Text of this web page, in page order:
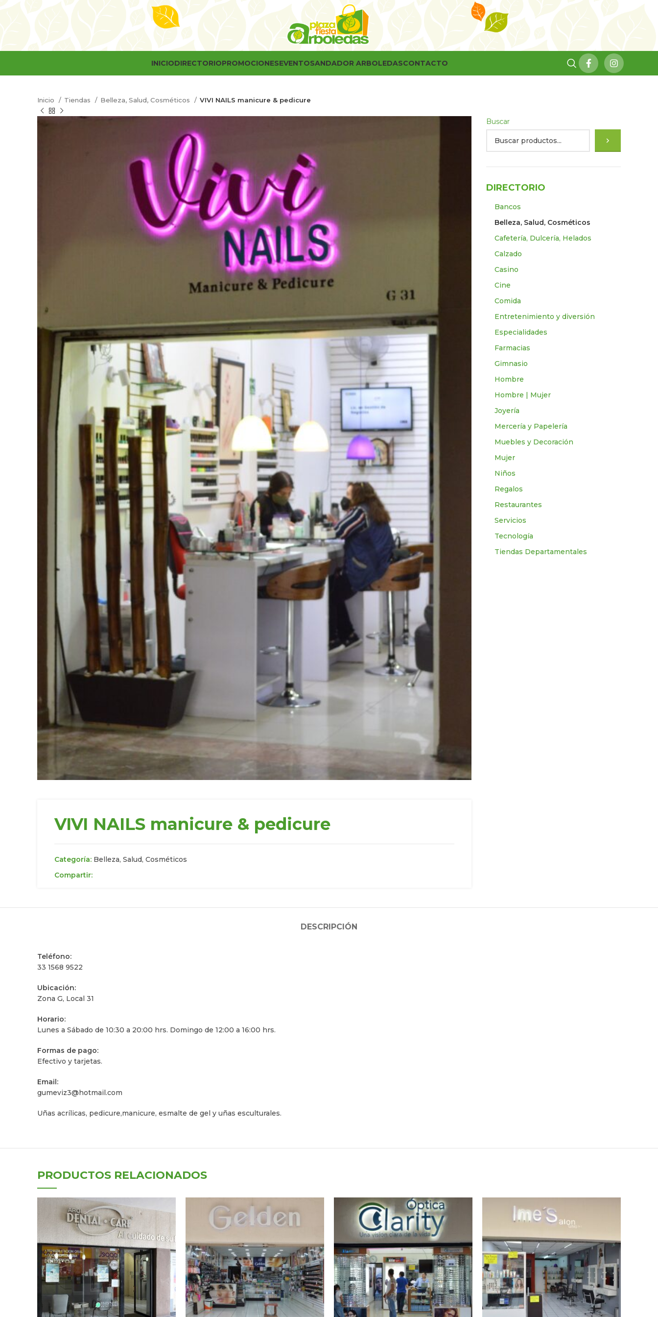
INICIODIRECTORIOPROMOCIONESEVENTOSANDADOR ARBOLEDASCONTACTO
Inicio Tiendas Belleza, Salud, Cosméticos VIVI NAILS manicure & pedicure
VIVI NAILS manicure & pedicure
Categoría: Belleza, Salud, Cosméticos
Compartir:
Buscar
DIRECTORIO
Bancos
Belleza, Salud, Cosméticos
Cafetería, Dulcería, Helados
Calzado
Casino
Cine
Comida
Entretenimiento y diversión
Especialidades
Farmacias
Gimnasio
Hombre
Hombre | Mujer
Joyería
Mercería y Papelería
Muebles y Decoración
Mujer
Niños
Regalos
Restaurantes
Servicios
Tecnologí­a
Tiendas Departamentales
DESCRIPCIÓN
Teléfono:
33 1568 9522
Ubicación:
Zona G, Local 31
Horario:
Lunes a Sábado de 10:30 a 20:00 hrs. Domingo de 12:00 a 16:00 hrs.
Formas de pago:
Efectivo y tarjetas.
Email:
gumeviz3@hotmail.com
Uñas acrí­licas, pedicure,manicure, esmalte de gel y uñas esculturales.
PRODUCTOS RELACIONADOS